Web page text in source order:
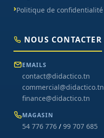
Politique de confidentialité
NOUS CONTACTER
EMAILS
contact@didactico.tn
commercial@didactico.tn
finance@didactico.tn
MAGASIN
54 776 776 / 99 707 685